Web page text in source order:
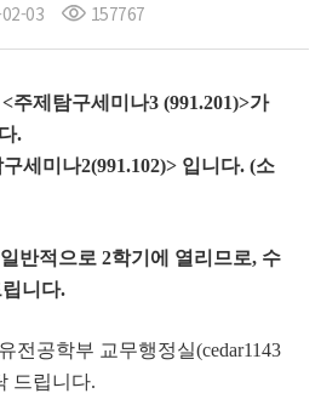
03 157767
주제탐구세미나3 (991.201)>가
.
세미나2(991.102)> 입니다. (소
반적으로 2학기에 열리므로, 수
니다.
전공학부 교무행정실(cedar1143
드립니다.